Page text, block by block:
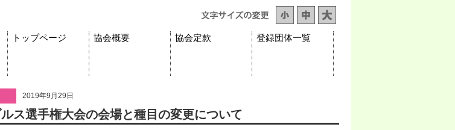
トップページ 協会概要 協会定款 登録団体一覧
2019年9月29日
ス選手権大会の会場と種目の変更について